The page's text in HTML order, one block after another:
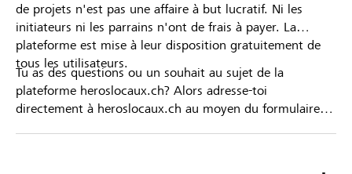
de projets n'est pas une affaire à but lucratif. Ni les
initiateurs ni les parrains n'ont de frais à payer. La
plateforme est mise à leur disposition gratuitement de
tous les utilisateurs.
Tu as des questions ou un souhait au sujet de la
plateforme heroslocaux.ch? Alors adresse-toi
directement à heroslocaux.ch au moyen du formulaire